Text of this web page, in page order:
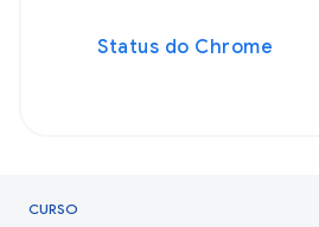
Status do Chrome
CURSO